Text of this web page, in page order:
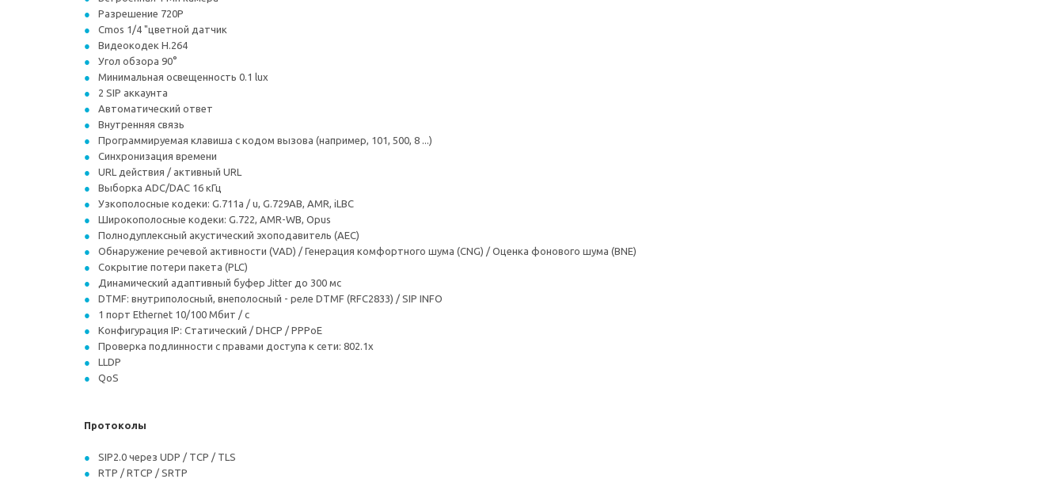
Разрешение 720P
Cmos 1/4 "цветной датчик
Видеокодек H.264
Угол обзора 90°
Минимальная освещенность 0.1 lux
2 SIP аккаунта
Автоматический ответ
Внутренняя связь
Программируемая клавиша с кодом вызова (например, 101, 500, 8 ...)
Синхронизация времени
URL действия / активный URL
Выборка ADC/DAC 16 кГц
Узкополосные кодеки: G.711a / u, G.729AB, AMR, iLBC
Широкополосные кодеки: G.722, AMR-WB, Opus
Полнодуплексный акустический эхоподавитель (AEC)
Обнаружение речевой активности (VAD) / Генерация комфортного шума (CNG) / Оценка фонового шума (BNE)
Сокрытие потери пакета (PLC)
Динамический адаптивный буфер Jitter до 300 мс
DTMF: внутриполосный, внеполосный - реле DTMF (RFC2833) / SIP INFO
1 порт Ethernet 10/100 Мбит / с
Конфигурация IP: Статический / DHCP / PPPoE
Проверка подлинности с правами доступа к сети: 802.1x
LLDP
QoS
Протоколы
SIP2.0 через UDP / TCP / TLS
RTP / RTCP / SRTP